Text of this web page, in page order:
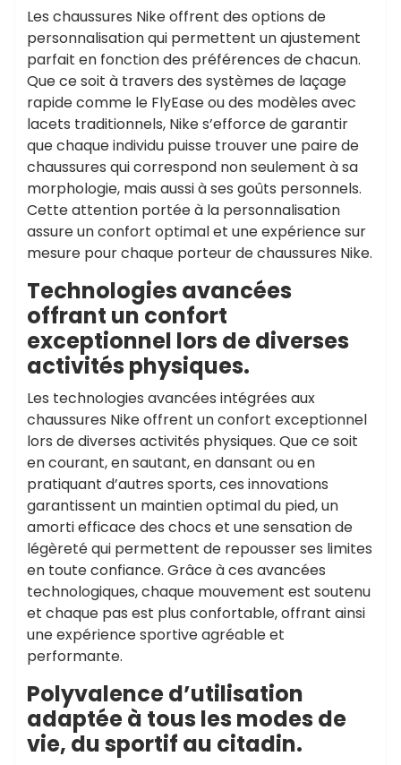
Les chaussures Nike offrent des options de
personnalisation qui permettent un ajustement
parfait en fonction des préférences de chacun.
Que ce soit à travers des systèmes de laçage
rapide comme le FlyEase ou des modèles avec
lacets traditionnels, Nike s’efforce de garantir
que chaque individu puisse trouver une paire de
chaussures qui correspond non seulement à sa
morphologie, mais aussi à ses goûts personnels.
Cette attention portée à la personnalisation
assure un confort optimal et une expérience sur
mesure pour chaque porteur de chaussures Nike.
Technologies avancées
offrant un confort
exceptionnel lors de diverses
activités physiques.
Les technologies avancées intégrées aux
chaussures Nike offrent un confort exceptionnel
lors de diverses activités physiques. Que ce soit
en courant, en sautant, en dansant ou en
pratiquant d’autres sports, ces innovations
garantissent un maintien optimal du pied, un
amorti efficace des chocs et une sensation de
légèreté qui permettent de repousser ses limites
en toute confiance. Grâce à ces avancées
technologiques, chaque mouvement est soutenu
et chaque pas est plus confortable, offrant ainsi
une expérience sportive agréable et
performante.
Polyvalence d’utilisation
adaptée à tous les modes de
vie, du sportif au citadin.